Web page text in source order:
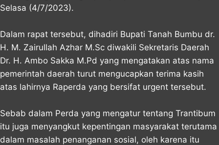
Selasa (4/7/2023).
Dalam rapat tersebut, dihadiri Bupati Tanah Bumbu dr.
H. M. Zairullah Azhar M.Sc diwakili Sekretaris Daerah
Dr. H. Ambo Sakka M.Pd yang mengatakan atas nama
pemerintah daerah turut mengucapkan terima kasih
atas lahirnya Raperda yang bersifat urgent tersebut.
Sebab dalam Perda yang mengatur tentang Trantibum
itu juga menyangkut kepentingan masyarakat terutama
dalam masalah penanganan sosial, oleh karena itu